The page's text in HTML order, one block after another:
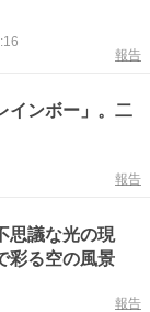
報告
インボー」。二
報告
思議な光の現
彩る空の風景
報告